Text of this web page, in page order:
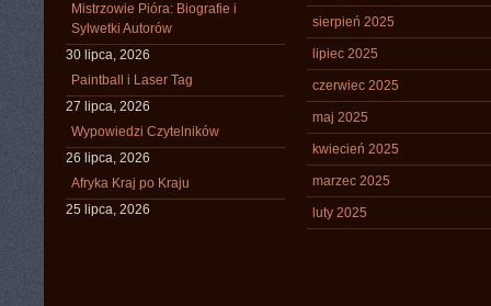
Mistrzowie Pióra: Biografie i
Sylwetki Autorów
30 lipca, 2026
Paintball i Laser Tag
27 lipca, 2026
Wypowiedzi Czytelników
26 lipca, 2026
Afryka Kraj po Kraju
25 lipca, 2026
sierpień 2025
lipiec 2025
czerwiec 2025
maj 2025
kwiecień 2025
marzec 2025
luty 2025